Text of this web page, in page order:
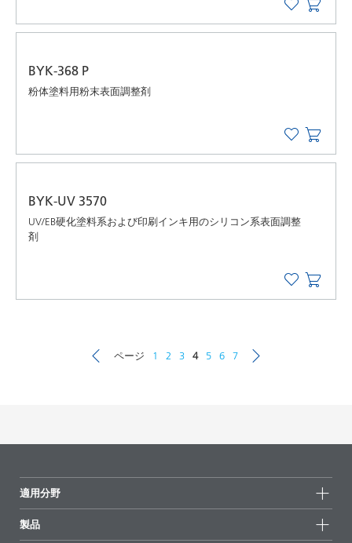
BYK-368 P
粉体塗料用粉末表面調整剤
BYK-UV 3570
UV/EB硬化塗料系および印刷インキ用のシリコン系表面調整
剤
ページ 1 2 3 4 5 6 7
適用分野
製品